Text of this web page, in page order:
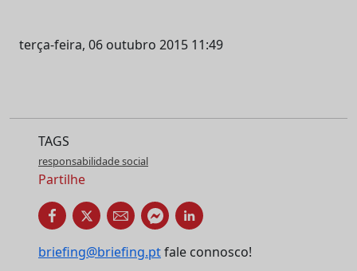
terça-feira, 06 outubro 2015 11:49
TAGS
responsabilidade social
Partilhe
briefing@briefing.ptfale connosco!